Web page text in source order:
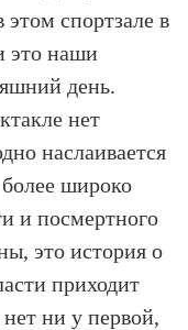
спортзале в
это наши
день.
нет
наслаивается
более широко
и посмертного
это история о
приходит
нет ни у первой,